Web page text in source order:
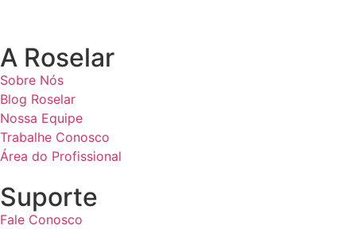
A Roselar
Sobre Nós
Blog Roselar
Nossa Equipe
Trabalhe Conosco
Área do Profissional
Suporte
Fale Conosco